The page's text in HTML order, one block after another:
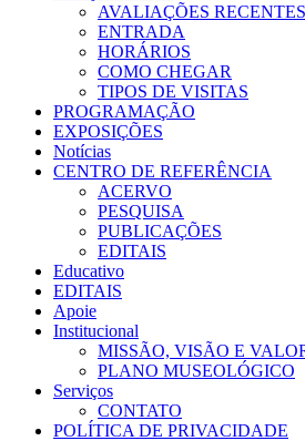
AVALIAÇÕES RECENTES
ENTRADA
HORÁRIOS
COMO CHEGAR
TIPOS DE VISITAS
PROGRAMAÇÃO
EXPOSIÇÕES
Notícias
CENTRO DE REFERÊNCIA
ACERVO
PESQUISA
PUBLICAÇÕES
EDITAIS
Educativo
EDITAIS
Apoie
Institucional
MISSÃO, VISÃO E
PLANO MUSEOLÓGICO
Serviços
CONTATO
POLÍTICA DE PRIVACIDADE